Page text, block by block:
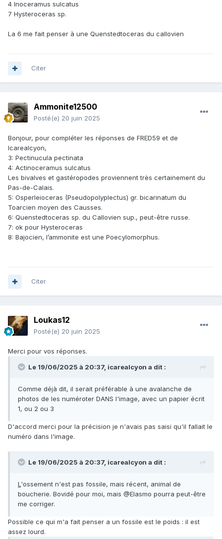
4 Inoceramus sulcatus
7 Hysteroceras sp.
La 6 me fait penser à une Quenstedtoceras du callovien
Citer
Ammonite12500
Posté(e) 20 juin 2025
Bonjour, pour compléter les réponses de FRED59 et de
Icarealcyon,
3: Pectinucula pectinata
4: Actinoceramus sulcatus
Les bivalves et gastéropodes proviennent très certainement du
Pas-de-Calais.
5: Osperleioceras (Pseudopolyplectus) gr. bicarinatum du
Toarcien moyen des Causses.
6: Quenstedtoceras sp. du Callovien sup., peut-être russe.
7: ok pour Hysteroceras
8: Bajocien, l’ammonite est une Poecylomorphus.
Citer
Loukas12
Posté(e) 20 juin 2025
Merci pour vos réponses.
Le 19/06/2025 à 20:37, icarealcyon a dit :
Comme déjà dit, il serait préférable à une avalanche de
photos de les numéroter DANS l'image, avec un papier écrit
1, ou 2 ou 3
D'accord merci pour la précision je n'avais pas saisi qu'il fallait le
numéro dans l'image.
Le 19/06/2025 à 20:37, icarealcyon a dit :
L'ossement n'est pas fossile, mais récent, animal de
boucherie. Bovidé pour moi, mais @Elasmo pourra peut-être
me corriger.
Possible ce qui m'a fait penser a un fossile est le poids : il est
assez lourd.